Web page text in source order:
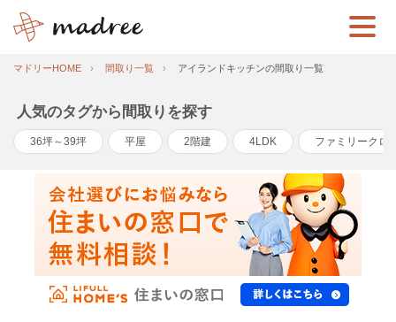
マドリーHOME 間取り一覧 アイランドキッチンの間取り一覧
人気のタグから間取りを探す
36坪～39坪 平屋 2階建 4LDK ファミリークロ